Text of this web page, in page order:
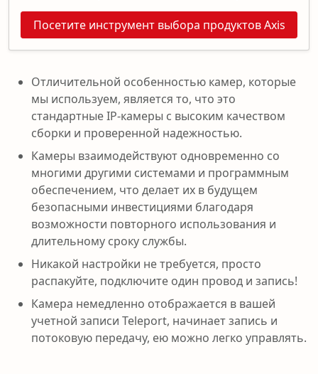
Посетите инструмент выбора продуктов Axis
Отличительной особенностью камер, которые
мы используем, является то, что это
стандартные IP-камеры с высоким качеством
сборки и проверенной надежностью.
Камеры взаимодействуют одновременно со
многими другими системами и программным
обеспечением, что делает их в будущем
безопасными инвестициями благодаря
возможности повторного использования и
длительному сроку службы.
Никакой настройки не требуется, просто
распакуйте, подключите один провод и запись!
Камера немедленно отображается в вашей
учетной записи Teleport, начинает запись и
потоковую передачу, ею можно легко управлять.